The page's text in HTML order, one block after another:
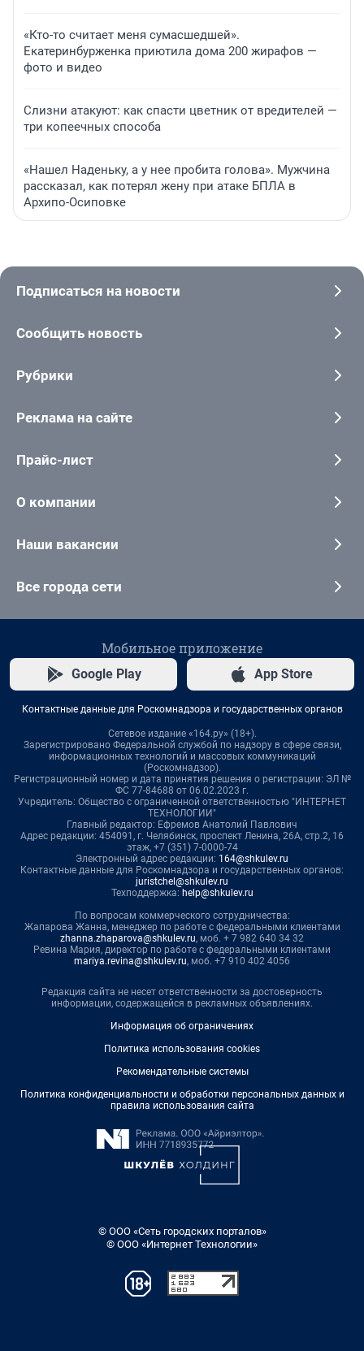
«Кто-то считает меня сумасшедшей».
Екатеринбурженка приютила дома 200 жирафов —
фото и видео
Слизни атакуют: как спасти цветник от вредителей —
три копеечных способа
«Нашел Наденьку, а у нее пробита голова». Мужчина
рассказал, как потерял жену при атаке БПЛА в
Архипо-Осиповке
Подписаться на новости
Сообщить новость
Рубрики
Реклама на сайте
Прайс-лист
О компании
Наши вакансии
Все города сети
Мобильное приложение
Google Play App Store
Контактные данные для Роскомнадзора и государственных органов
Сетевое издание «164.ру» (18+).
Зарегистрировано Федеральной службой по надзору в сфере связи,
информационных технологий и массовых коммуникаций
(Роскомнадзор).
Регистрационный номер и дата принятия решения о регистрации: ЭЛ №
ФС 77-84688 от 06.02.2023 г.
Учредитель: Общество с ограниченной ответственностью "ИНТЕРНЕТ
ТЕХНОЛОГИИ"
Главный редактор: Ефремов Анатолий Павлович
Адрес редакции: 454091, г. Челябинск, проспект Ленина, 26А, стр.2, 16
этаж, +7 (351) 7-0000-74
Электронный адрес редакции: 164@shkulev.ru
Контактные данные для Роскомнадзора и государственных органов:
juristchel@shkulev.ru
Техподдержка: help@shkulev.ru
По вопросам коммерческого сотрудничества:
Жапарова Жанна, менеджер по работе с федеральными клиентами
zhanna.zhaparova@shkulev.ru, моб. + 7 982 640 34 32
Ревина Мария, директор по работе с федеральными клиентами
mariya.revina@shkulev.ru, моб. +7 910 402 4056
Редакция сайта не несет ответственности за достоверность
информации, содержащейся в рекламных объявлениях.
Информация об ограничениях
Политика использования cookies
Рекомендательные системы
Политика конфиденциальности и обработки персональных данных и
правила использования сайта
© ООО «Сеть городских порталов»
© ООО «Интернет Технологии»